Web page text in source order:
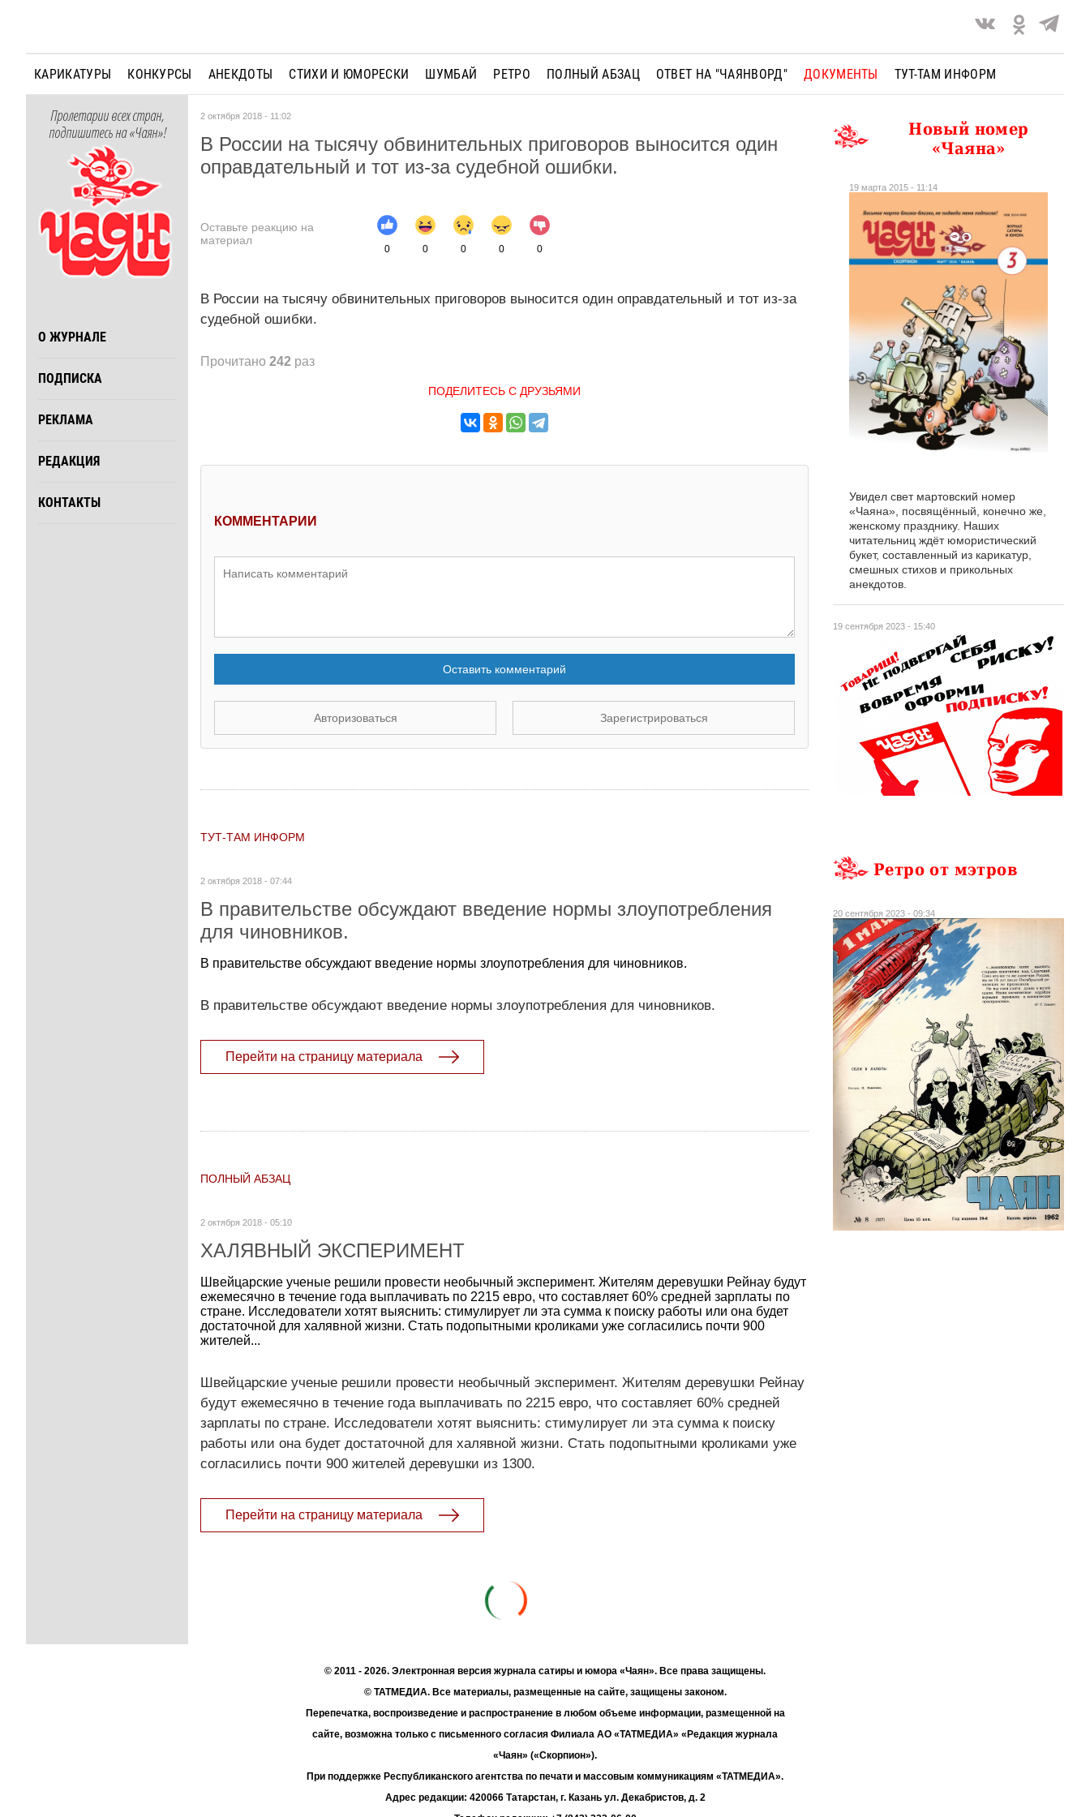
КАРИКАТУРЫ КОНКУРСЫ АНЕКДОТЫ СТИХИ И ЮМОРЕСКИ ШУМБАЙ РЕТРО ПОЛНЫЙ АБЗАЦ ОТВЕТ НА "ЧАЯНВОРД" ДОКУМЕНТЫ ТУТ-ТАМ ИНФОРМ
Пролетарии всех стран,
подпишитесь на «Чаян»!
О ЖУРНАЛЕ
ПОДПИСКА
РЕКЛАМА
РЕДАКЦИЯ
КОНТАКТЫ
2 октября 2018 - 11:02
В России на тысячу обвинительных приговоров выносится один
оправдательный и тот из-за судебной ошибки.
Оставьте реакцию на
материал
0 0 0 0 0
В России на тысячу обвинительных приговоров выносится один оправдательный и тот из-за
судебной ошибки.
Прочитано 242 раз
ПОДЕЛИТЕСЬ С ДРУЗЬЯМИ
КОММЕНТАРИИ
Оставить комментарий
Авторизоваться Зарегистрироваться
ТУТ-ТАМ ИНФОРМ
2 октября 2018 - 07:44
В правительстве обсуждают введение нормы злоупотребления
для чиновников.
В правительстве обсуждают введение нормы злоупотребления для чиновников.
В правительстве обсуждают введение нормы злоупотребления для чиновников.
Перейти на страницу материала
ПОЛНЫЙ АБЗАЦ
2 октября 2018 - 05:10
ХАЛЯВНЫЙ ЭКСПЕРИМЕНТ
Швейцарские ученые решили провести необычный эксперимент. Жителям деревушки Рейнау будут
ежемесячно в течение года выплачивать по 2215 евро, что составляет 60% средней зарплаты по
стране. Исследователи хотят выяснить: стимулирует ли эта сумма к поиску работы или она будет
достаточной для халявной жизни. Стать подопытными кроликами уже согласились почти 900
жителей...
Швейцарские ученые решили провести необычный эксперимент. Жителям деревушки Рейнау
будут ежемесячно в течение года выплачивать по 2215 евро, что составляет 60% средней
зарплаты по стране. Исследователи хотят выяснить: стимулирует ли эта сумма к поиску
работы или она будет достаточной для халявной жизни. Стать подопытными кроликами уже
согласились почти 900 жителей деревушки из 1300.
Перейти на страницу материала
19 сентября 2023 - 15:40
Новый номер
«Чаяна»
19 марта 2015 - 11:14
Увидел свет мартовский номер
«Чаяна», посвящённый, конечно же,
женскому празднику. Наших
читательниц ждёт юмористический
букет, составленный из карикатур,
смешных стихов и прикольных
анекдотов.
Ретро от мэтров
20 сентября 2023 - 09:34
© 2011 - 2026. Электронная версия журнала сатиры и юмора «Чаян». Все права защищены.
© ТАТМЕДИА. Все материалы, размещенные на сайте, защищены законом.
Перепечатка, воспроизведение и распространение в любом объеме информации, размещенной на
сайте, возможна только с письменного согласия Филиала АО «ТАТМЕДИА» «Редакция журнала
«Чаян» («Скорпион»).
При поддержке Республиканского агентства по печати и массовым коммуникациям «ТАТМЕДИА».
Адрес редакции: 420066 Татарстан, г. Казань ул. Декабристов, д. 2